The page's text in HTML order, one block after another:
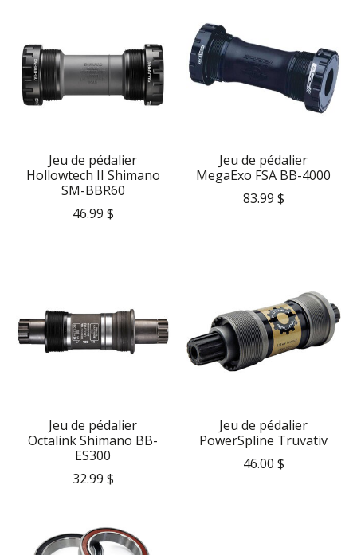
Jeu de pédalier
Hollowtech II Shimano
SM-BBR60
46.99 $
Jeu de pédalier
MegaExo FSA BB-4000
83.99 $
Jeu de pédalier
Octalink Shimano BB-
ES300
32.99 $
Jeu de pédalier
PowerSpline Truvativ
46.00 $